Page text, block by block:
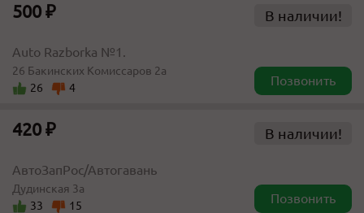
500 ₽ В наличии!
Auto Razborka №1.
26 Бакинских Комиссаров 2а
26
4 Позвонить
420 ₽ В наличии!
АвтоЗапРос/Автогавань
Дудинская 3а
33
15 Позвонить